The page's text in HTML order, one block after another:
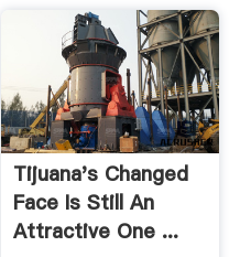
Tijuana's Changed
Face Is Still An
Attractive One ...